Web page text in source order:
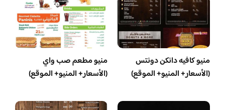
منيو كافيه دانكن دونتس
(الأسعار+ المنيو+ الموقع)
منيو مطعم صب واي
(الأسعار+ المنيو+ الموقع)